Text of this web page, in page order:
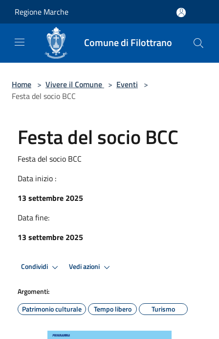
Regione Marche
Comune di Filottrano
Home > Vivere il Comune > Eventi >
Festa del socio BCC
Festa del socio BCC
Festa del socio BCC
Data inizio :
13 settembre 2025
Data fine:
13 settembre 2025
Condividi Vedi azioni
Argomenti:
Patrimonio culturale
Tempo libero Turismo